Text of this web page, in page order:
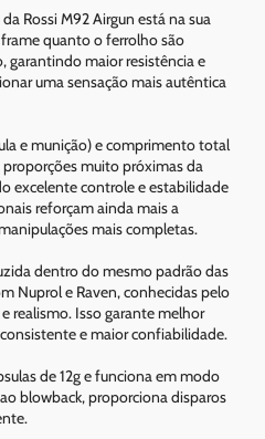
Rossi M92 Airgun está na sua
quanto o ferrolho são
garantindo maior resistência e
uma sensação mais autêntica
e munição) e comprimento total
muito próximas da
excelente controle e estabilidade
reforçam ainda mais a
mais completas.
dentro do mesmo padrão das
Nuprol e Raven, conhecidas pelo
realismo. Isso garante melhor
e maior confiabilidade.
de 12g e funciona em modo
blowback, proporciona disparos